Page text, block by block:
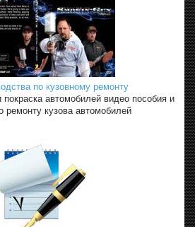
по кузовному ремонту
покраска автомобилей видео пособия и
ремонту кузова автомобилей